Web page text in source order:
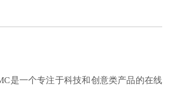
是一个专注于科技和创意类产品的在线